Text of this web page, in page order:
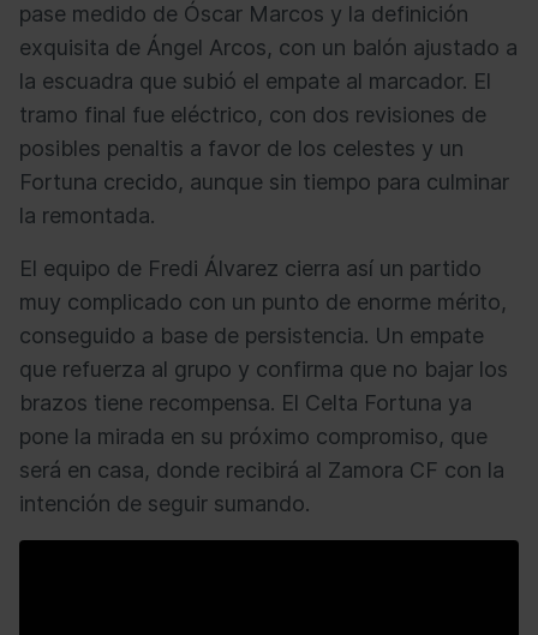
pase medido de Óscar Marcos y la definición
exquisita de Ángel Arcos, con un balón ajustado a
la escuadra que subió el empate al marcador. El
tramo final fue eléctrico, con dos revisiones de
posibles penaltis a favor de los celestes y un
Fortuna crecido, aunque sin tiempo para culminar
la remontada.
El equipo de Fredi Álvarez cierra así un partido
muy complicado con un punto de enorme mérito,
conseguido a base de persistencia. Un empate
que refuerza al grupo y confirma que no bajar los
brazos tiene recompensa. El Celta Fortuna ya
pone la mirada en su próximo compromiso, que
será en casa, donde recibirá al Zamora CF con la
intención de seguir sumando.